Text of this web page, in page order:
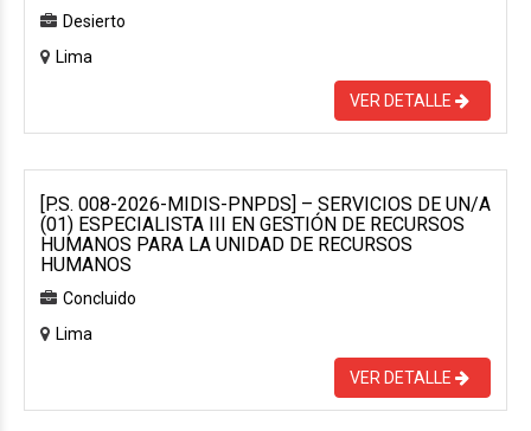
Desierto
Lima
VER DETALLE
[P.S. 008-2026-MIDIS-PNPDS] – SERVICIOS DE UN/A
(01) ESPECIALISTA III EN GESTIÓN DE RECURSOS
HUMANOS PARA LA UNIDAD DE RECURSOS
HUMANOS
Concluido
Lima
VER DETALLE